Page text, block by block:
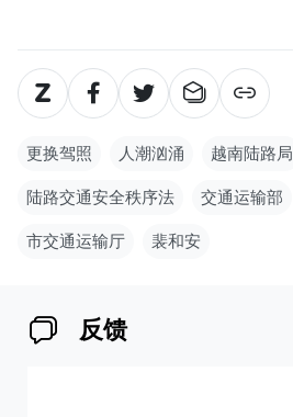
更换驾照 人潮汹涌 越南陆路局
陆路交通安全秩序法 交通运输部
市交通运输厅 裴和安
反馈